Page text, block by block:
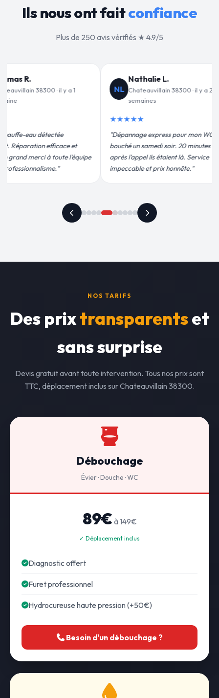
Ils nous ont faitconfiance
Plus de 250 avis vérifiés ★ 4.9/5
L.
38300 · il y a 2
pour mon WC
soir. 20 minutes
étaient là. Service
prix honnête."
JF
Jean-François C.
Chateauvillain 38300 · il y a 3
semaines
★★★★★
"Remplacement de mon chauffe-eau en
moins de 2h. Équipe très pro, devis
conforme, chantier propre. Je
recommande vivement."
NOS TARIFS
Des prixtransparentset
sans surprise
Devis gratuit avant toute intervention. Tous nos prix sont
TTC, déplacement inclus sur Chateauvillain 38300.
Débouchage
Évier · Douche · WC
89€ à 149€
✓ Déplacement inclus
Diagnostic offert
Furet professionnel
Hydrocureuse haute pression (+50€)
Besoin d'un débouchage ?